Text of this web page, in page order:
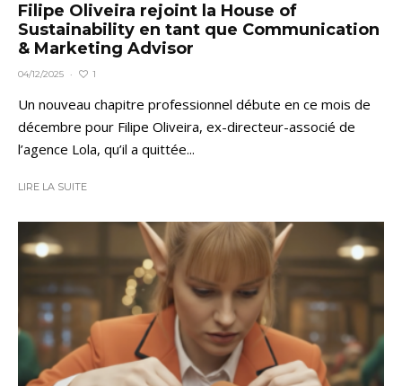
Filipe Oliveira rejoint la House of
Sustainability en tant que Communication
& Marketing Advisor
04/12/2025 · 1
Un nouveau chapitre professionnel débute en ce mois de
décembre pour Filipe Oliveira, ex-directeur-associé de
l’agence Lola, qu’il a quittée...
LIRE LA SUITE